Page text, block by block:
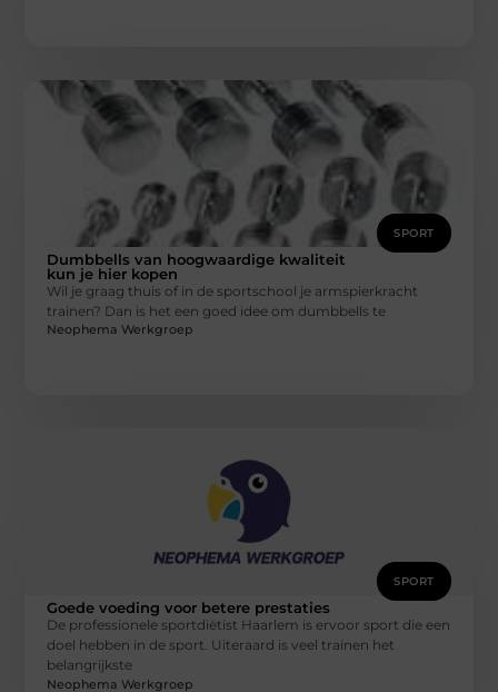
SPORT
Dumbbells van hoogwaardige kwaliteit
kun je hier kopen
Wil je graag thuis of in de sportschool je armspierkracht
trainen? Dan is het een goed idee om dumbbells te
Neophema Werkgroep
SPORT
Goede voeding voor betere prestaties
De professionele sportdiëtist Haarlem is ervoor sport die een
doel hebben in de sport. Uiteraard is veel trainen het
belangrijkste
Neophema Werkgroep